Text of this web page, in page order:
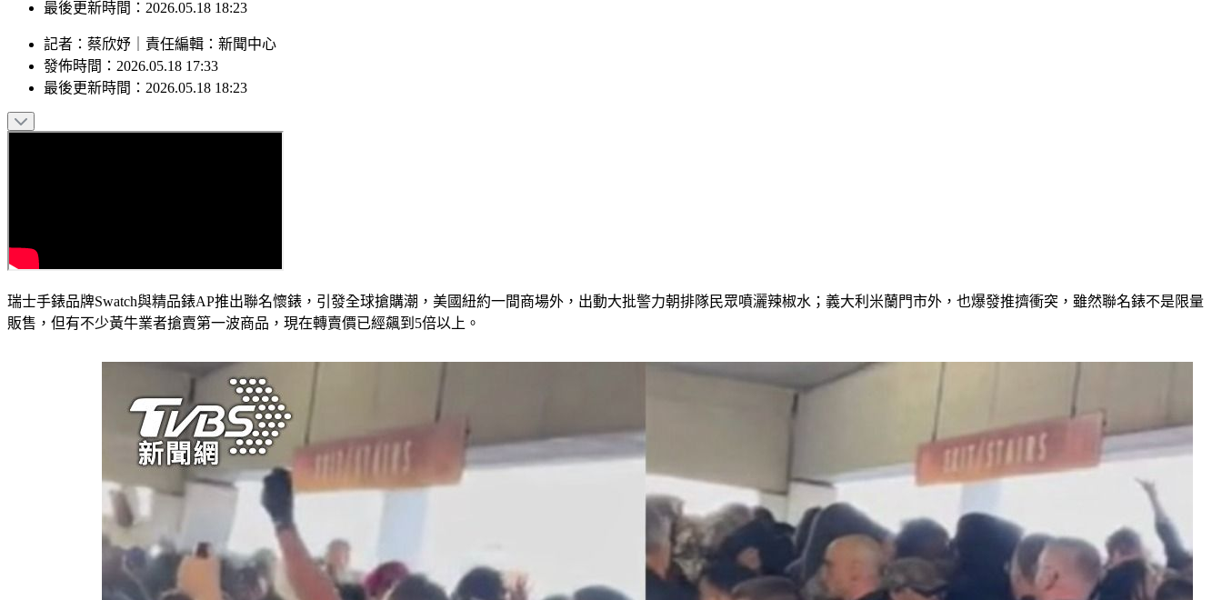
最後更新時間：2026.05.18 18:23
記者 ： 蔡欣妤 責任編輯 ： 新聞中心
發佈時間： 2026.05.18 17:33
最後更新時間： 2026.05.18 18:23
瑞士手錶品牌Swatch與精品錶AP推出聯名懷錶，引發全球搶購潮，美國紐約一間商場外，出動大批警力朝排隊民眾噴灑辣椒水；義大利米蘭門市外，也爆發推擠衝突，雖然聯名錶不是限量
販售，但有不少黃牛業者搶賣第一波商品，現在轉賣價已經飆到5倍以上。